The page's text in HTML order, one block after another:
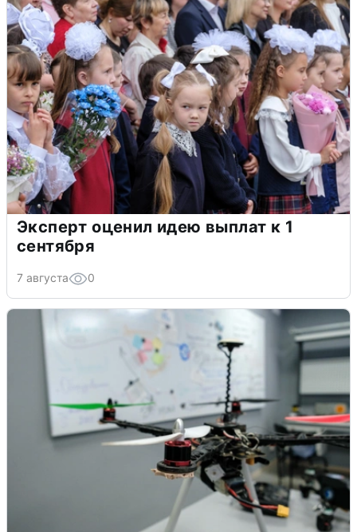
Эксперт оценил идею выплат к 1
сентября
7 августа 0